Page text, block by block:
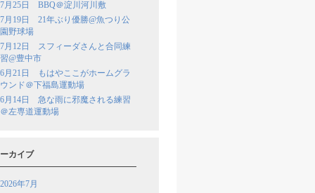
7月25日 BBQ＠淀川河川敷
7月19日 21年ぶり優勝@魚つり公
園野球場
7月12日 スフィーダさんと合同練
習@豊中市
6月21日 もはやここがホームグラ
ウンド＠下福島運動場
6月14日 急な雨に邪魔される練習
＠左専道運動場
カイブ
2026年7月